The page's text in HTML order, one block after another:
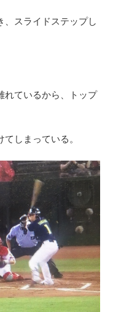
、スライドステップし
れているから、トップ
しまっている。